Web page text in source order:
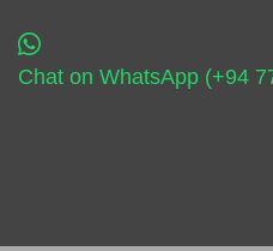
Chat on WhatsApp (+94